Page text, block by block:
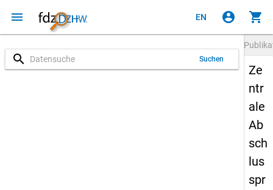
menu EN account_circle shopping_cart
search Suchen
Ze
ntr
ale
Ab
sch
lus
spr